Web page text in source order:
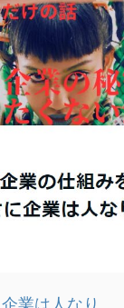
業は人なり。